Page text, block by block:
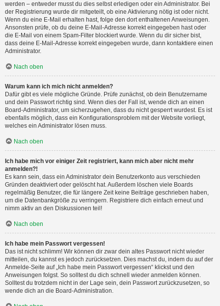
werden – entweder musst du dies selbst erledigen oder ein Administrator. Bei
der Registrierung wurde dir mitgeteilt, ob eine Aktivierung nötig ist oder nicht.
Wenn du eine E-Mail erhalten hast, folge den dort enthaltenen Anweisungen.
Ansonsten prüfe, ob du deine E-Mail-Adresse korrekt eingegeben hast oder
die E-Mail von einem Spam-Filter blockiert wurde. Wenn du dir sicher bist,
dass deine E-Mail-Adresse korrekt eingegeben wurde, dann kontaktiere einen
Administrator.
Nach oben
Warum kann ich mich nicht anmelden?
Dafür gibt es viele mögliche Gründe. Prüfe zunächst, ob dein Benutzername
und dein Passwort richtig sind. Wenn dies der Fall ist, wende dich an einen
Board-Administrator, um sicherzugehen, dass du nicht gesperrt wurdest. Es ist
ebenfalls möglich, dass ein Konfigurationsproblem mit der Website vorliegt,
welches ein Administrator lösen muss.
Nach oben
Ich habe mich vor einiger Zeit registriert, kann mich aber nicht mehr
anmelden?!
Es kann sein, dass ein Administrator dein Benutzerkonto aus verschieden
Gründen deaktiviert oder gelöscht hat. Außerdem löschen viele Boards
regelmäßig Benutzer, die für längere Zeit keine Beiträge geschrieben haben,
um die Datenbankgröße zu verringern. Registriere dich einfach erneut und
nimm aktiv an den Diskussionen teil!
Nach oben
Ich habe mein Passwort vergessen!
Das ist nicht schlimm! Wir können dir zwar dein altes Passwort nicht wieder
mitteilen, du kannst es jedoch zurücksetzen. Dies machst du, indem du auf der
Anmelde-Seite auf „Ich habe mein Passwort vergessen“ klickst und den
Anweisungen folgst. So solltest du dich schnell wieder anmelden können.
Solltest du trotzdem nicht in der Lage sein, dein Passwort zurückzusetzen, so
wende dich an die Board-Administration.